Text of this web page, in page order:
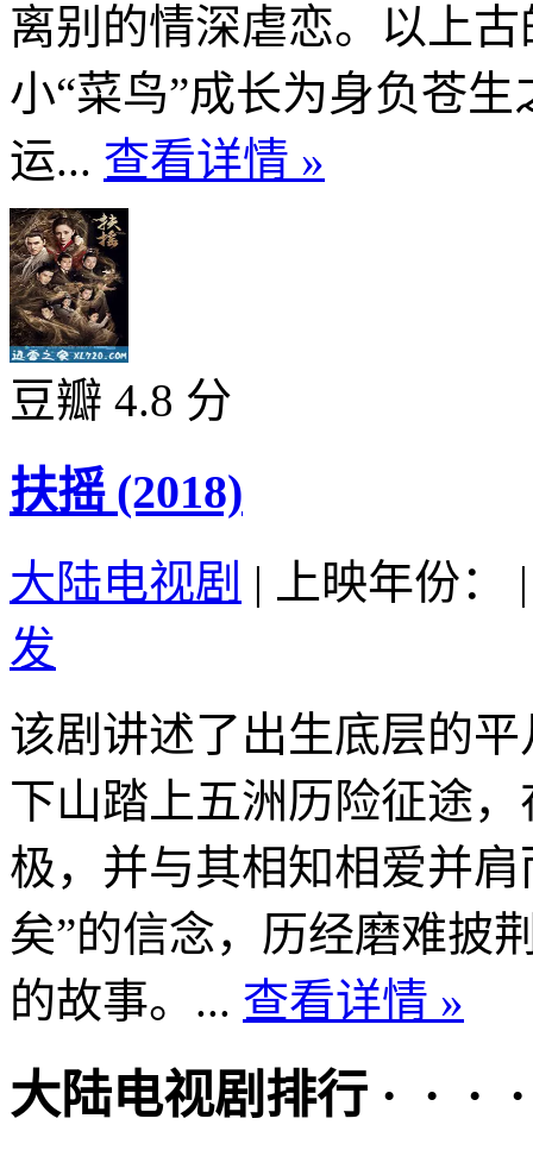
离别的情深虐恋。以上
小“菜鸟”成长为身负苍
运... 查看详情 »
豆瓣 4.8 分
扶摇 (2018)
大陆电视剧 | 上映年份：
|
发
该剧讲述了出生底层的
下山踏上五洲历险征途
极，并与其相知相爱并
矣”的信念，历经磨难披
的故事。... 查看详情 »
大陆电视剧排行 · · ·